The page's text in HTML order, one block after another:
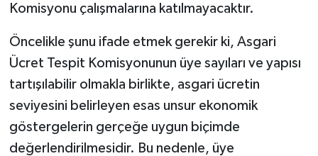
Komisyonu çalışmalarına katılmayacaktır.
Öncelikle şunu ifade etmek gerekir ki, Asgari
Ücret Tespit Komisyonunun üye sayıları ve yapısı
tartışılabilir olmakla birlikte, asgari ücretin
seviyesini belirleyen esas unsur ekonomik
göstergelerin gerçeğe uygun biçimde
değerlendirilmesidir. Bu nedenle, üye